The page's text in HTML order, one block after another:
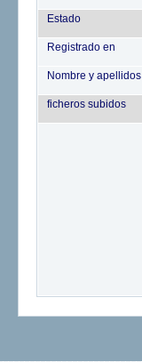
Estado
Registrado en
Nombre y apellidos
ficheros subidos